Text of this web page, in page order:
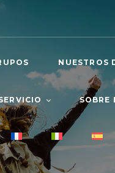
NUESTROS
Y
SOBRE